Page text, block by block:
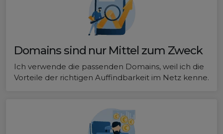
Domains sind nur Mittel zum Zweck
Ich verwende die passenden Domains, weil ich die
Vorteile der richtigen Auffindbarkeit im Netz kenne.